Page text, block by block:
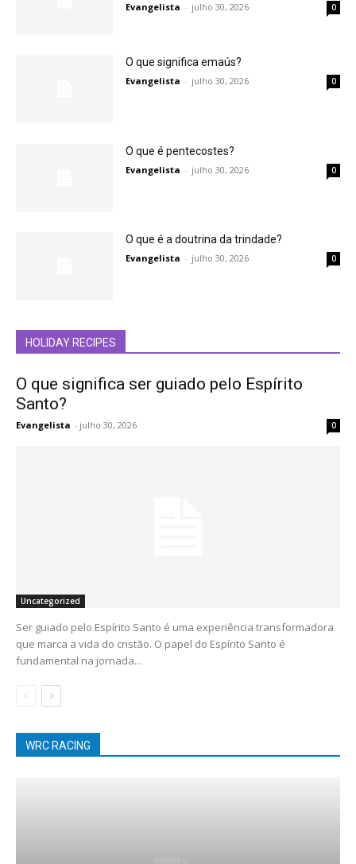
Evangelista - julho 30, 2026 0
O que significa emaús?
Evangelista - julho 30, 2026 0
O que é pentecostes?
Evangelista - julho 30, 2026 0
O que é a doutrina da trindade?
Evangelista - julho 30, 2026 0
HOLIDAY RECIPES
O que significa ser guiado pelo Espírito
Santo?
Evangelista - julho 30, 2026 0
Uncategorized
Ser guiado pelo Espírito Santo é uma experiência transformadora
que marca a vida do cristão. O papel do Espírito Santo é
fundamental na jornada...
WRC RACING